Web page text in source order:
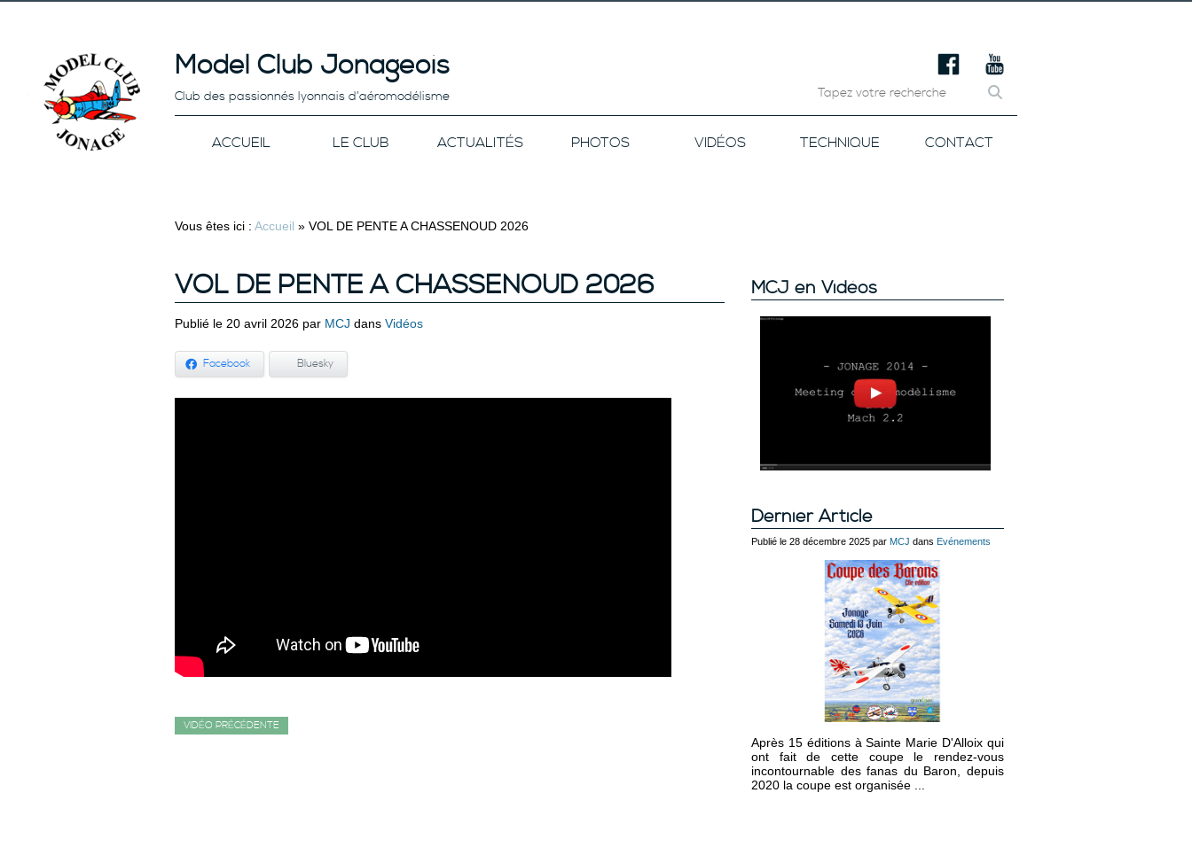
Model Club Jonageois
Club des passionnés lyonnais d’aéromodélisme
ACCUEIL LE CLUB ACTUALITÉS PHOTOS VIDÉOS TECHNIQUE CONTACT
Vous êtes ici : Accueil » VOL DE PENTE A CHASSENOUD 2026
VOL DE PENTE A CHASSENOUD 2026
Publié le 20 avril 2026 par MCJ dans Vidéos
Facebook Bluesky
VIDÉO PRÉCÉDENTE
MCJ en Vidéos
Dernier Article
Publié le 28 décembre 2025 par MCJ dans Evénements
Après 15 éditions à Sainte Marie D'Alloix qui
ont fait de cette coupe le rendez-vous
incontournable des fanas du Baron, depuis
2020 la coupe est organisée ...